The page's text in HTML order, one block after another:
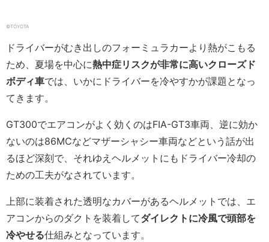
©TOYOTA
ドライバーがむき出しのフォーミュラカーより熱がこもる
ため、夏場を中心に熱中症リスクが非常に高いクローズド
ボディ車では、いかにドライバーを冷やすかが課題となっ
てきます。
GT300でエアコンがよく効くのはFIA-GT3車両、逆に効か
ないのは86MCなどマザーシャシー車両などという話が出
るほど深刻で、それゆえヘルメットにもドライバー冷却の
ための工夫がなされています。
上部に装着された透明なカバーがあるヘルメットでは、エ
アコンからのダクトを装着してダイレクトに冷風で頭部を
冷やせる仕組みとなっています。